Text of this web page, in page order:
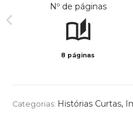
Nº de páginas
8 páginas
Categorias: Histórias Curtas,